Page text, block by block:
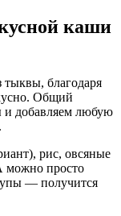
каши
тыквы, благодаря
Общий
и добавляем любую
рис, овсяные
можно просто
— получится